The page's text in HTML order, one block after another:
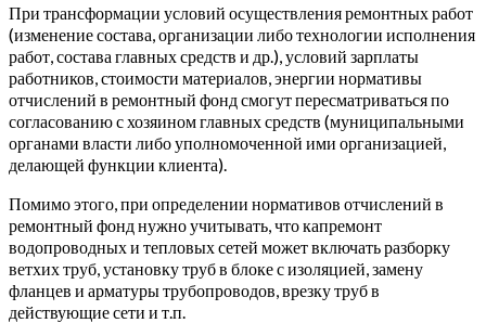
При трансформации условий осуществления ремонтных работ
(изменение состава, организации либо технологии исполнения
работ, состава главных средств и др.), условий зарплаты
работников, стоимости материалов, энергии нормативы
отчислений в ремонтный фонд смогут пересматриваться по
согласованию с хозяином главных средств (муниципальными
органами власти либо уполномоченной ими организацией,
делающей функции клиента).
Помимо этого, при определении нормативов отчислений в
ремонтный фонд нужно учитывать, что капремонт
водопроводных и тепловых сетей может включать разборку
ветхих труб, установку труб в блоке с изоляцией, замену
фланцев и арматуры трубопроводов, врезку труб в
действующие сети и т.п.